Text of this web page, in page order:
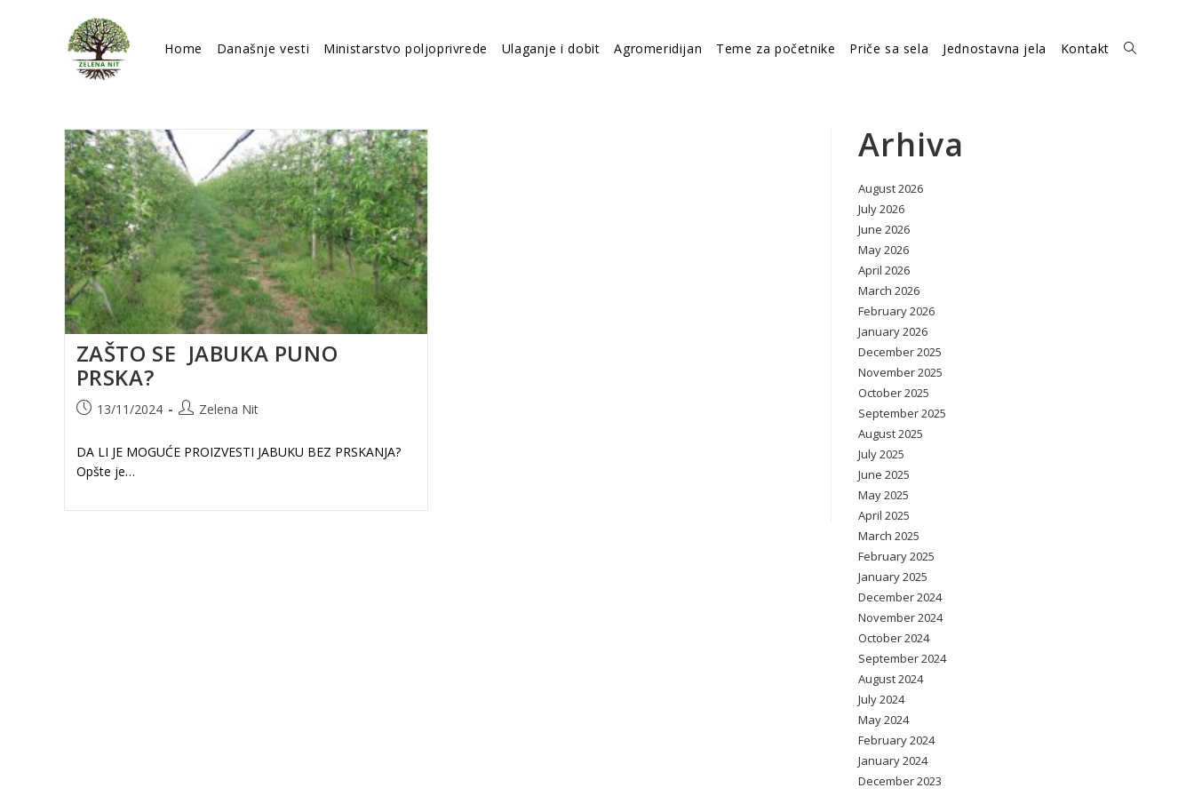
Home Današnje vesti Ministarstvo poljoprivrede Ulaganje i dobit Agromeridijan Teme za početnike Priče sa sela Jednostavna jela Kontakt Toggle
ZAŠTO SE JABUKA PUNO
PRSKA?
Post13/11/2024
PostZelena Nit
DA LI JE MOGUĆE PROIZVESTI JABUKU BEZ PRSKANJA?
Opšte je…
Arhiva
August 2026
July 2026
June 2026
May 2026
April 2026
March 2026
February 2026
January 2026
December 2025
November 2025
October 2025
September 2025
August 2025
July 2025
June 2025
May 2025
April 2025
March 2025
February 2025
January 2025
December 2024
November 2024
October 2024
September 2024
August 2024
July 2024
May 2024
February 2024
January 2024
December 2023